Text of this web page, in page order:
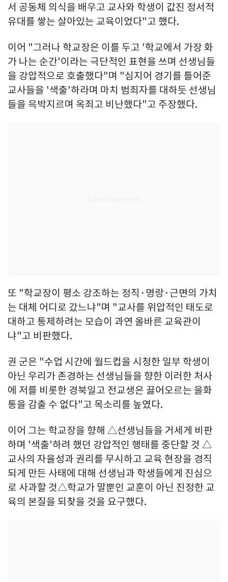
서 공동체 의식을 배우고 교사와 학생이 값진 정서적
유대를 쌓는 살아있는 교육이었다"고 했다.
이어 "그러나 학교장은 이를 두고 '학교에서 가장 화
가 나는 순간'이라는 극단적인 표현을 쓰며 선생님들
을 강압적으로 호출했다"며 "심지어 경기를 틀어준
교사들을 '색출'하라며 마치 범죄자를 대하듯 선생님
들을 윽박지르며 옥죄고 비난했다"고 주장했다.
또 "학교장이 평소 강조하는 정직·명랑·근면의 가치
는 대체 어디로 갔느냐"며 "교사를 위압적인 태도로
대하고 통제하려는 모습이 과연 올바른 교육관이
냐"고 비판했다.
권 군은 "수업 시간에 월드컵을 시청한 일부 학생이
아닌 우리가 존경하는 선생님들을 향한 이러한 처사
에 저를 비롯한 경북일고 전교생은 끓어오르는 울화
통을 감출 수 없다"고 목소리를 높였다.
이어 그는 학교장을 향해 △선생님들을 거세게 비판
하며 '색출'하려 했던 강압적인 행태를 중단할 것 △
교사의 자율성과 권리를 무시하고 교육 현장을 경직
되게 만든 사태에 대해 선생님과 학생들에게 진심으
로 사과할 것△학교가 말뿐인 교훈이 아닌 진정한 교
육의 본질을 되찾을 것을 요구했다.